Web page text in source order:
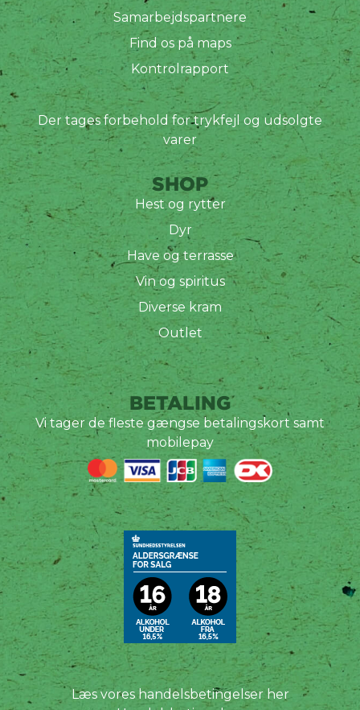
Samarbejdspartnere
Find os på maps
Kontrolrapport
Der tages forbehold for trykfejl og udsolgte
varer
SHOP
Hest og rytter
Dyr
Have og terrasse
Vin og spiritus
Diverse kram
Outlet
BETALING
Vi tager de fleste gængse betalingskort samt
mobilepay
Læs vores handelsbetingelser her